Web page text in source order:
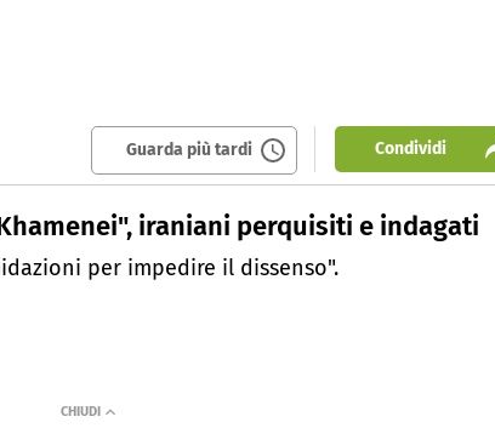
Guarda più tardi Condividi
iraniani perquisiti e indagati
per impedire il dissenso".